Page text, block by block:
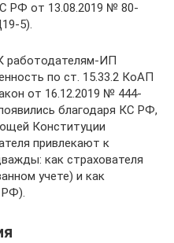
РФ от 13.08.2019 № 80-
5).
работодателям-ИП
по ст. 15.33.2 КоАП
от 16.12.2019 № 444-
благодаря КС РФ,
Конституции
привлекают к
как страхователя
учете) и как
РФ).